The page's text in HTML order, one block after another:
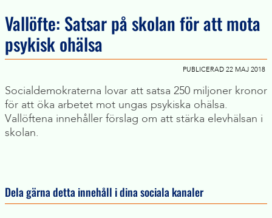
Vallöfte: Satsar på skolan för att mota
psykisk ohälsa
PUBLICERAD 22 MAJ 2018
Socialdemokraterna lovar att satsa 250 miljoner kronor
för att öka arbetet mot ungas psykiska ohälsa.
Vallöftena innehåller förslag om att stärka elevhälsan i
skolan.
Dela gärna detta innehåll i dina sociala kanaler